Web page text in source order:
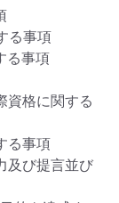
る事項
る事項
資格に関する
る事項
及び提言並び